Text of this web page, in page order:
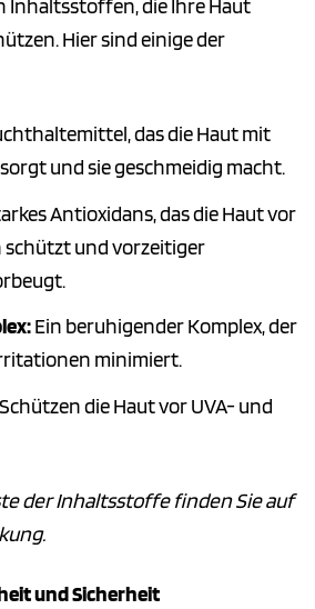
Inhaltsstoffen, die Ihre Haut
Hier sind einige der
das die Haut mit
und sie geschmeidig macht.
Antioxidans, das die Haut vor
schützt und vorzeitiger
Ein beruhigender Komplex, der
minimiert.
die Haut vor UVA- und
der Inhaltsstoffe finden Sie auf
und Sicherheit